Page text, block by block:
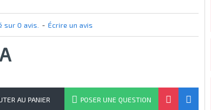
sur 0 avis. - Écrire un avis
AU PANIER POSER UNE QUESTION